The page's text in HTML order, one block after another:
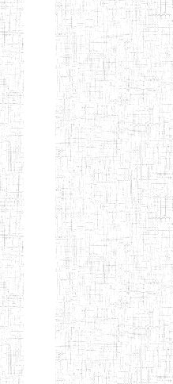
Afficher
Début Préc.
13
Suivant
GTTC
FUNDONG